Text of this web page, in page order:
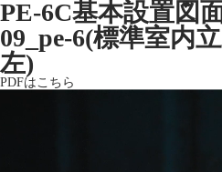
PE-6C基本設置図
09_pe-6(標準室内
左)
PDFはこちら